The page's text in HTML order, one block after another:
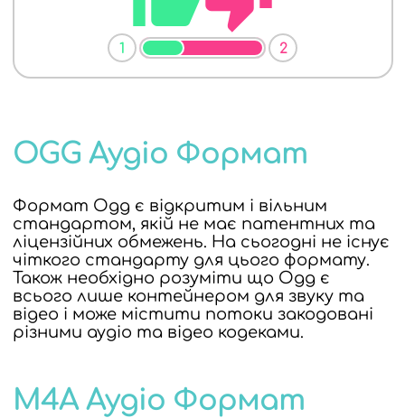
1 2
OGG Аудіо Формат
Формат Ogg є відкритим і вільним
стандартом, якій не має патентних та
ліцензійних обмежень. На сьогодні не існує
чіткого стандарту для цього формату.
Також необхідно розуміти що Ogg є
всього лише контейнером для звуку та
відео і може містити потоки закодовані
різними аудіо та відео кодеками.
M4A Аудіо Формат